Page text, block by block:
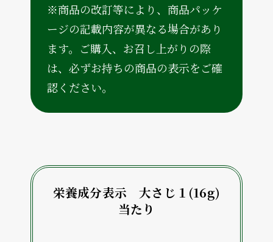
※商品の改訂等により、商品パッケ
ージの記載内容が異なる場合があり
ます。ご購入、お召し上がりの際
は、必ずお持ちの商品の表示をご確
認ください。
栄養成分表示 大さじ１(16g)
当たり